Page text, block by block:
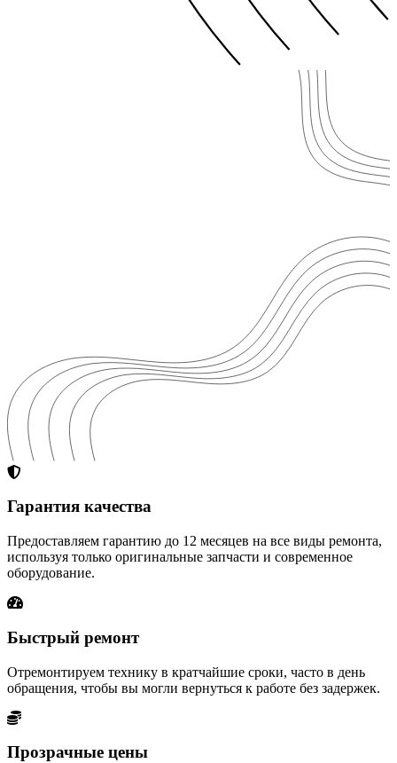
Гарантия качества
Предоставляем гарантию до 12 месяцев на все виды ремонта,
используя только оригинальные запчасти и современное
оборудование.
Быстрый ремонт
Отремонтируем технику в кратчайшие сроки, часто в день
обращения, чтобы вы могли вернуться к работе без задержек.
Прозрачные цены